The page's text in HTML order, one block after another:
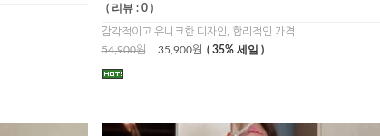
( 리뷰 : 0 )
감각적이고 유니크한 디자인, 합리적인 가격
54,900원
35,900원 ( 35% 세일 )